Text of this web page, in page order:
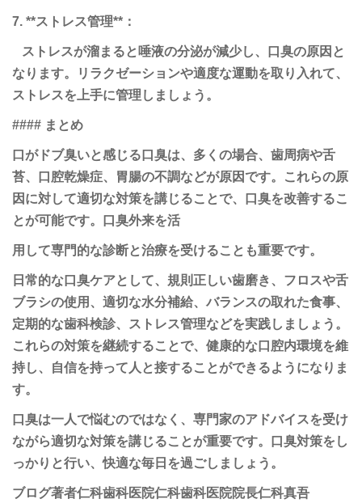
7. **ストレス管理**：
ストレスが溜まると唾液の分泌が減少し、口臭の原因と
なります。リラクゼーションや適度な運動を取り入れて、
ストレスを上手に管理しましょう。
#### まとめ
口がドブ臭いと感じる口臭は、多くの場合、歯周病や舌
苔、口腔乾燥症、胃腸の不調などが原因です。これらの原
因に対して適切な対策を講じることで、口臭を改善するこ
とが可能です。口臭外来を活
用して専門的な診断と治療を受けることも重要です。
日常的な口臭ケアとして、規則正しい歯磨き、フロスや舌
ブラシの使用、適切な水分補給、バランスの取れた食事、
定期的な歯科検診、ストレス管理などを実践しましょう。
これらの対策を継続することで、健康的な口腔内環境を維
持し、自信を持って人と接することができるようになりま
す。
口臭は一人で悩むのではなく、専門家のアドバイスを受け
ながら適切な対策を講じることが重要です。口臭対策をし
っかりと行い、快適な毎日を過ごしましょう。
ブログ著者仁科歯科医院仁科歯科医院院長仁科真吾